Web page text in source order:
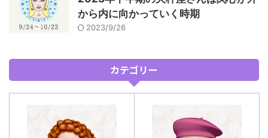
から内に向かっていく時期
2023/9/26
カテゴリー